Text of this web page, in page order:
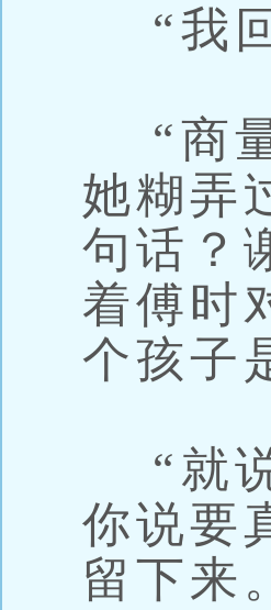
“我回
“商量
她糊弄
句话？
着傅时
个孩子
“就说
你说要
留下来